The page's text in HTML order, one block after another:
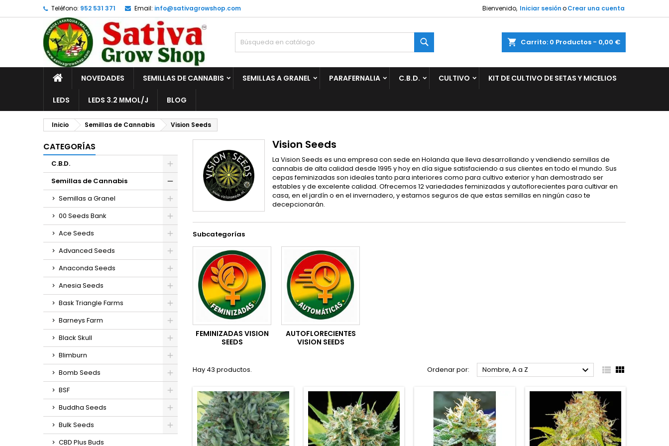
Teléfono: 952 531 371 Email: info@sativagrowshop.com Bienvenido, Iniciar sesiónoCrear una cuenta
Carrito 0 Productos - 0,00 €
INICIONOVEDADES SEMILLAS DE CANNABIS SEMILLAS A GRANEL PARAFERNALIA C.B.D. CULTIVO KIT DE CULTIVO DE SETAS Y MICELIOS
LEDS LEDS 3.2 ΜMOL/J BLOG
Inicio Semillas de Cannabis Vision Seeds
CATEGORÍAS
C.B.D.
Semillas de Cannabis
Semillas a Granel
00 Seeds Bank
Ace Seeds
Advanced Seeds
Anaconda Seeds
Anesia Seeds
Bask Triangle Farms
Barneys Farm
Black Skull
Blimburn
Bomb Seeds
BSF
Buddha Seeds
Bulk Seeds
CBD Plus Buds
Vision Seeds
La Vision Seeds es una empresa con sede en Holanda que lleva desarrollando y vendiendo semillas de
cannabis de alta calidad desde 1995 y hoy en día sigue satisfaciendo a sus clientes en todo el mundo. Sus
cepas feminizadas son ideales tanto para interiores como para cultivo exterior y han demostrado ser
estables y de excelente calidad. Ofrecemos 12 variedades feminizadas y autoflorecientes para cultivar en
casa, en el jardín o en el invernadero, y estamos seguros de que estas semillas en ningún caso te
decepcionarán.
Subcategorías
FEMINIZADAS VISION
SEEDS
AUTOFLORECIENTES
VISION SEEDS
Hay 43 productos. Ordenar por: Nombre, A a Z   
Añadir a la lista de deseos
Crear nueva lista
((modalTitle))
((confirmMessage))
Crear lista de deseos
Cancelar Crear lista de deseos
Iniciar sesión
Debe iniciar sesión para guardar productos en su lista de deseos.